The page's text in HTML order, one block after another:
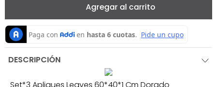
Agregar al carrito
DESCRIPCIÓN